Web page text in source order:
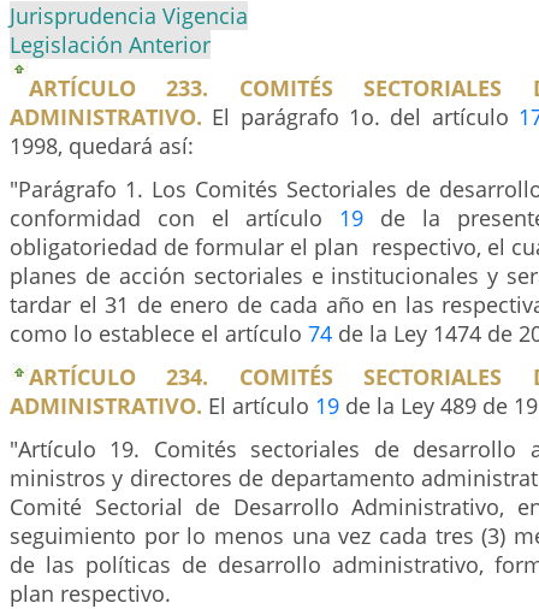
Jurisprudencia Vigencia
Legislación Anterior
ARTÍCULO 233. COMITÉS SECTORIALES
ADMINISTRATIVO. El parágrafo 1o. del artículo
1998, quedará así:
"Parágrafo 1. Los Comités Sectoriales de
conformidad con el artículo 19 de la
obligatoriedad de formular el plan respectivo, el
planes de acción sectoriales e institucionales y
tardar el 31 de enero de cada año en las
como lo establece el artículo 74 de la Ley 1474 de
ARTÍCULO 234. COMITÉS SECTORIALES
ADMINISTRATIVO. El artículo 19 de la Ley 489 de
"Artículo 19. Comités sectoriales de desarrollo
ministros y directores de departamento
Comité Sectorial de Desarrollo Administrativo,
seguimiento por lo menos una vez cada tres (3)
de las políticas de desarrollo administrativo,
plan respectivo.